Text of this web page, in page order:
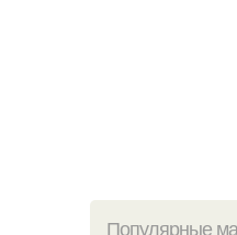
Популярные